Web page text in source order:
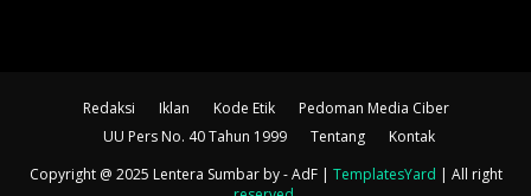
Redaksi Iklan Kode Etik
Pedoman Media Ciber
UU Pers No. 40 Tahun 1999
Tentang
Kontak
Copyright @ 2025 Lentera Sumbar by - AdF | TemplatesYard | All right